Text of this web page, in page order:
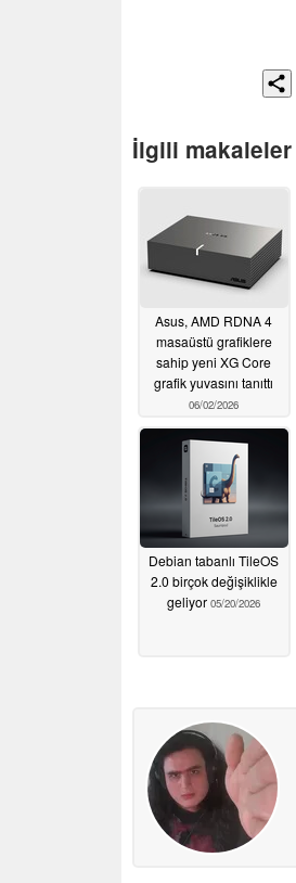
İlgili makaleler
Asus, AMD RDNA 4
masaüstü grafiklere
sahip yeni XG Core
grafik yuvasını tanıttı
06/02/2026
Debian tabanlı TileOS
2.0 birçok değişiklikle
geliyor 05/20/2026